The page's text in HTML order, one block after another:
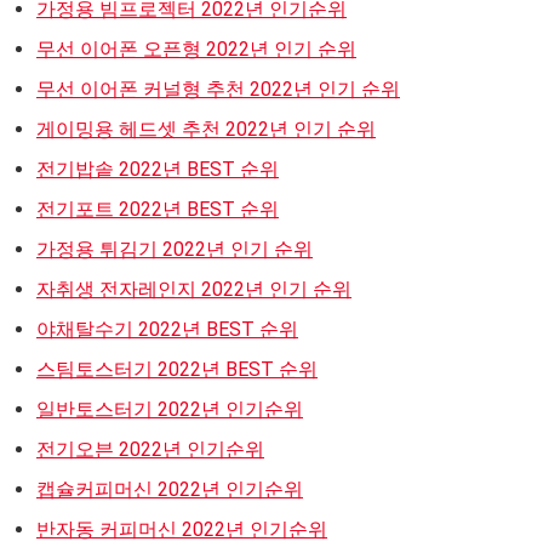
가정용 빔프로젝터 2022년 인기순위
무선 이어폰 오픈형 2022년 인기 순위
무선 이어폰 커널형 추천 2022년 인기 순위
게이밍용 헤드셋 추천 2022년 인기 순위
전기밥솥 2022년 BEST 순위
전기포트 2022년 BEST 순위
가정용 튀김기 2022년 인기 순위
자취생 전자레인지 2022년 인기 순위
야채탈수기 2022년 BEST 순위
스팀토스터기 2022년 BEST 순위
일반토스터기 2022년 인기순위
전기오븐 2022년 인기순위
캡슐커피머신 2022년 인기순위
반자동 커피머신 2022년 인기순위